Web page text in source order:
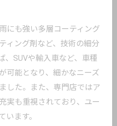
快適な車内を実現する方
と車内カスタムの最新
支払い方法と賢い選択ポ
の支払い方法と対応サ
にも強い多層コーティング
ィング剤など、技術の細分
、SUVや輸入車など、車種
可能となり、細かなニーズ
した。また、専門店ではア
実も重視されており、ユー
います。